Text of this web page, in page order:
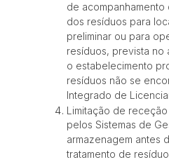
de
dos resíduos para
preliminar ou para
resíduos, prevista no
o estabelecimento
resíduos não se
Integrado de
Limitação de
pelos Sistemas de
armazenagem antes
tratamento de